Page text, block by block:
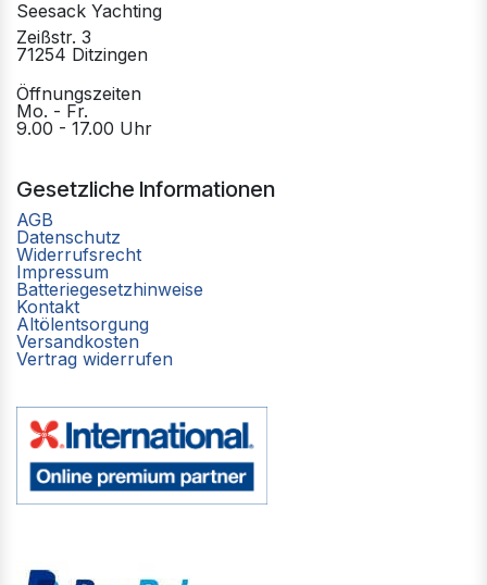
Seesack Yachting
Zeißstr. 3
71254 Ditzingen
Öffnungszeiten
Mo. - Fr.
9.00 - 17.00 Uhr
Gesetzliche Informationen
AGB
Datenschutz
Widerrufsrecht
Impressum
Batteriegesetzhinweise
Kontakt
Altölentsorgung
Versandkosten
Vertrag widerrufen